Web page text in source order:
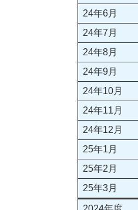
24年6月
24年7月
24年8月
24年9月
24年10月
24年11月
24年12月
25年1月
25年2月
25年3月